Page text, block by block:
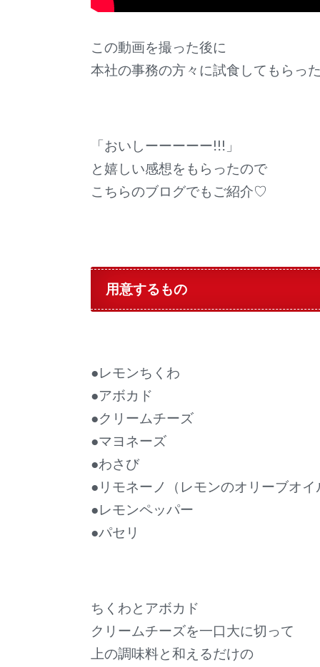
この動画を撮った後に
本社の事務の方々に試食してもらっ
「おいしーーーーー!!!」
と嬉しい感想をもらったので
こちらのブログでもご紹介♡
用意するもの
●レモンちくわ
●アボカド
●クリームチーズ
●マヨネーズ
●わさび
●リモネーノ（レモンのオリーブオイ
●レモンペッパー
●パセリ
ちくわとアボカド
クリームチーズを一口大に切って
上の調味料と和えるだけの